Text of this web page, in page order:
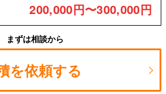
200,000円〜300,000円
まずは相談から
を依頼する